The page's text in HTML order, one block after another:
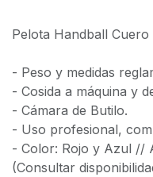
Pelota Handball
- Peso y medidas
- Cosida a máquina y
- Cámara de Butilo.
- Uso profesional,
- Color: Rojo y Azul //
(Consultar